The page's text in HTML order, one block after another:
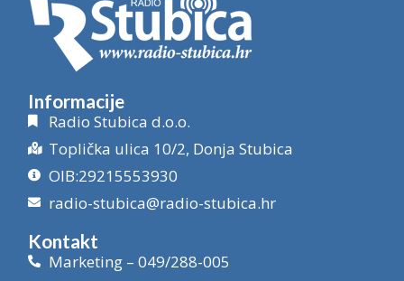
Informacije
Radio Stubica d.o.o.
Toplička ulica 10/2, Donja Stubica
OIB:29215553930
radio-stubica@radio-stubica.hr
Kontakt
Marketing – 049/288-005